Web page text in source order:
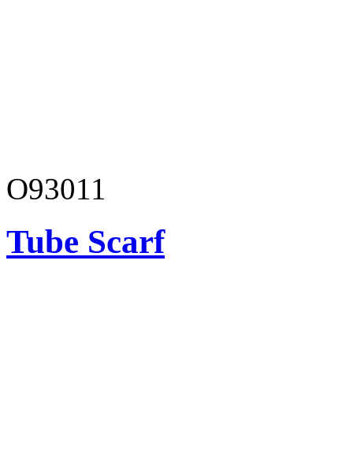
O93011
Tube Scarf